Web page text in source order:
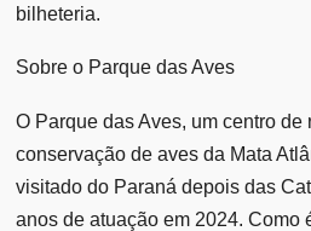
bilheteria.
Sobre o Parque das Aves
O Parque das Aves, um centro de
conservação de aves da Mata
visitado do Paraná depois das
anos de atuação em 2024. Como